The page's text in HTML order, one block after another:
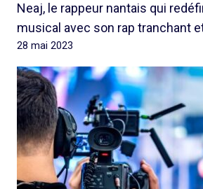
Neaj, le rappeur nantais qui
musical avec son rap tranchant
28 mai 2023